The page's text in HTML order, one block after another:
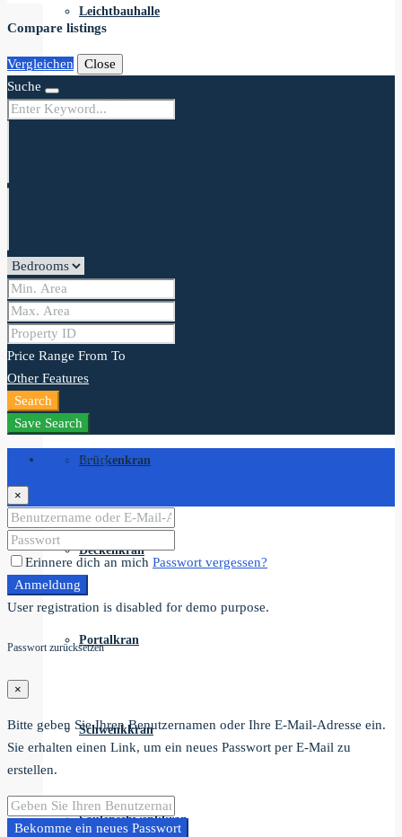
Leichtbauhalle
Stahlhalle
Holzhalle
Hallenkran
Brückenkran
Deckenkran
Portalkran
Schwenkkran
Säulenschwenkkran
Compare listings
Vergleichen
Close
Suche
Price Range From To
Other Features
Search
Save Search
Anmeldung
×
Erinnere dich an mich Passwort vergessen?
Anmeldung
User registration is disabled for demo purpose.
Passwort zurücksetzen
×
Bitte geben Sie Ihren Benutzernamen oder Ihre E-Mail-Adresse ein.
Sie erhalten einen Link, um ein neues Passwort per E-Mail zu
erstellen.
Bekomme ein neues Passwort